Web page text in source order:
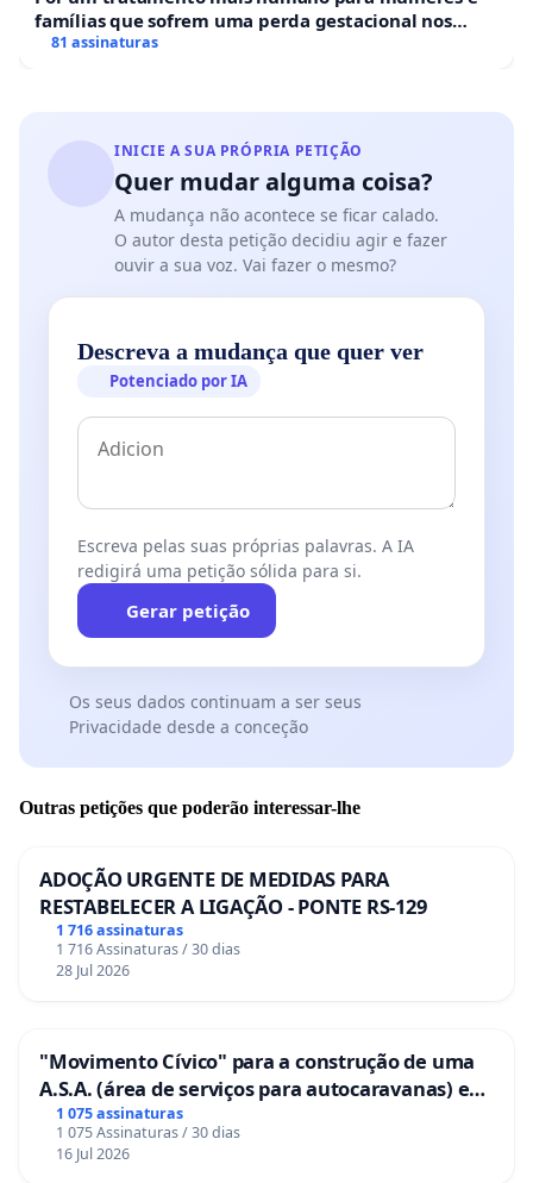
famílias que sofrem uma perda gestacional nos
hospitais portugueses
81 assinaturas
INICIE A SUA PRÓPRIA PETIÇÃO
Quer mudar alguma coisa?
A mudança não acontece se ficar calado.
O autor desta petição decidiu agir e fazer
ouvir a sua voz. Vai fazer o mesmo?
Descreva a mudança que quer ver
Potenciado por IA
Escreva pelas suas próprias palavras. A IA
redigirá uma petição sólida para si.
Gerar petição
Os seus dados continuam a ser seus
Privacidade desde a conceção
Outras petições que poderão interessar-lhe
ADOÇÃO URGENTE DE MEDIDAS PARA
RESTABELECER A LIGAÇÃO - PONTE RS-129
1 716 assinaturas
1 716 Assinaturas / 30 dias
28 Jul 2026
"Movimento Cívico" para a construção de uma
A.S.A. (área de serviços para autocaravanas) em
Coimbra
1 075 assinaturas
1 075 Assinaturas / 30 dias
16 Jul 2026